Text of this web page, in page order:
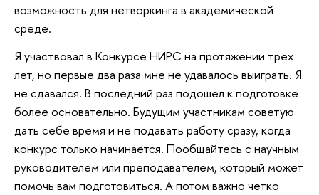
возможность для нетворкинга в академической
среде.
Я участвовал в Конкурсе НИРС на протяжении трех
лет, но первые два раза мне не удавалось выиграть. Я
не сдавался. В последний раз подошел к подготовке
более основательно. Будущим участникам советую
дать себе время и не подавать работу сразу, когда
конкурс только начинается. Пообщайтесь с научным
руководителем или преподавателем, который может
помочь вам подготовиться. А потом важно четко